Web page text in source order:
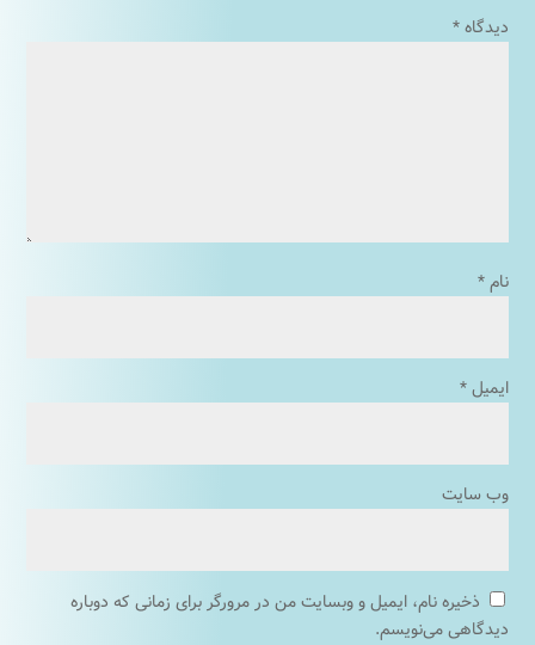
دیدگاه*
نام*
ایمیل*
وب‌ سایت
ذخیره نام، ایمیل و وبسایت من در مرورگر برای زمانی که دوباره
دیدگاهی می‌نویسم.